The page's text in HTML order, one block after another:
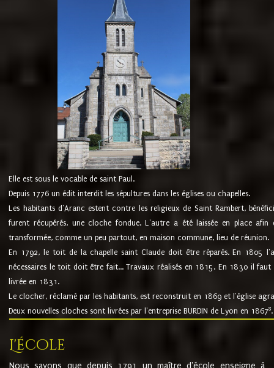
Elle est sous le vocable de saint Paul.
Depuis 1776 un édit interdit les sépultures dans les églises ou chapelles.
Les habitants d'Aranc estent contre les religieux de Saint Rambert,
furent récupérés, une cloche fondue. L'autre a été laissée en place
transformée, comme un peu partout, en maison commune, lieu de réunion.
En 1792, le toit de la chapelle saint Claude doit être réparés. En 1805
nécessaires le toit doit être fait... Travaux réalisés en 1815. En 1830 il
livrée en 1831.
Le clocher, réclamé par les habitants, est reconstruit en 1869 et l'église
Deux nouvelles cloches sont livrées par l'entreprise BURDIN de Lyon en 18678.
L'école
Nous savons que depuis 1791 un maître d'école enseigne à